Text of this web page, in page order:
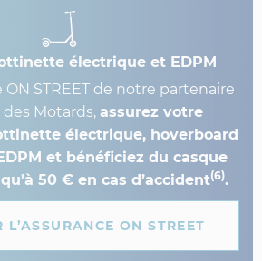
électrique et EDPM
ON STREET de notre partenaire
Motards, assurez votre
électrique, hoverboard
et bénéficiez du casque
50 € en cas d’accident(6).
L’ASSURANCE ON STREET